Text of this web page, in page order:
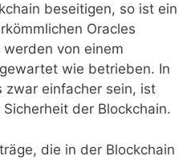
beseitigen, so ist ein
Oracles
von einem
wie betrieben. In
zwar einfacher sein, ist
der Blockchain.
die in der Blockchain